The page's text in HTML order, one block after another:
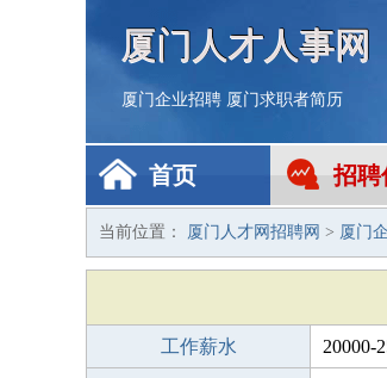
厦门人才人事网
厦门企业招聘 厦门求职者简历
首页 招聘
当前位置： 厦门人才网招聘网 > 厦门
工作薪水 20000-